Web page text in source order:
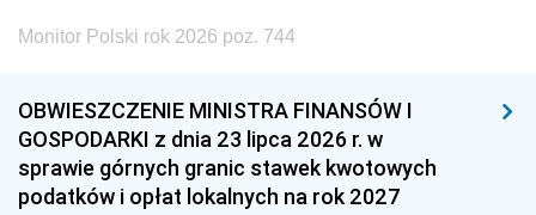
Monitor Polski rok 2026 poz. 744
OBWIESZCZENIE MINISTRA FINANSÓW I
GOSPODARKI z dnia 23 lipca 2026 r. w
sprawie górnych granic stawek kwotowych
podatków i opłat lokalnych na rok 2027